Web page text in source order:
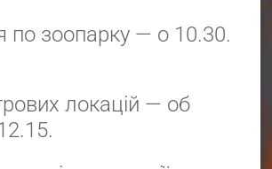
по зоопарку — о 10.30.
локацій — об